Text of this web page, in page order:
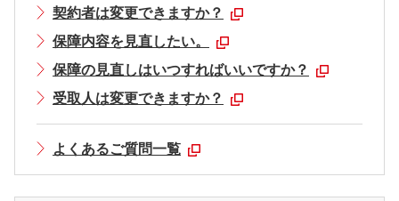
契約者は変更できますか？
保障内容を見直したい。
保障の見直しはいつすればいいですか？
受取人は変更できますか？
よくあるご質問一覧